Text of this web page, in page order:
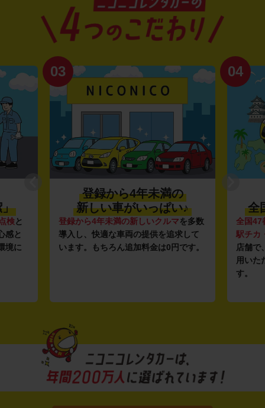
」
検と
感と
境に
03
登録から4年未満の
新しい車がいっぱい♪
登録から4年未満の新しいクルマを多数
導入し、快適な車両の提供を追求して
います。もちろん追加料金は0円です。
04
全
全国47
駅チカ
店舗で
用いた
す。